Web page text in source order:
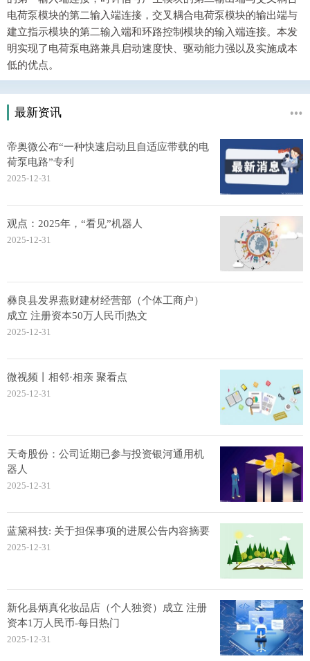
电荷泵模块的第二输入端连接，交叉耦合电荷泵模块的输出端与
建立指示模块的第二输入端和环路控制模块的输入端连接。本发
明实现了电荷泵电路兼具启动速度快、驱动能力强以及实施成本
低的优点。
最新资讯
帝奥微公布“一种快速启动且自适应带载的电
荷泵电路”专利
2025-12-31
观点：2025年，“看见”机器人
2025-12-31
彝良县发界燕财建材经营部（个体工商户）
成立 注册资本50万人民币|热文
2025-12-31
微视频丨相邻·相亲 聚看点
2025-12-31
天奇股份：公司近期已参与投资银河通用机
器人
2025-12-31
蓝黛科技: 关于担保事项的进展公告内容摘要
2025-12-31
新化县炳真化妆品店（个人独资）成立 注册
资本1万人民币-每日热门
2025-12-31